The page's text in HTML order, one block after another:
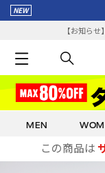
【お知ら
MEN
この商品は